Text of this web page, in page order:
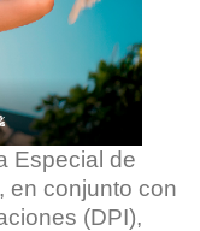
Especial de
en conjunto con
(DPI),